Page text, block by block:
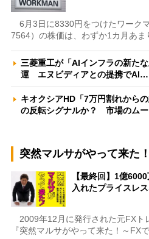
6月3日に8330円をつけたワーク
7564）の株価は、わずか1カ月あま
三菱重工が「AIインフラの新た
運 エヌビディアとの提携でAI…
キオクシアHD「7万円割れから
の反転シグナルか？ 市場のム
突然マルサがやって来た！
【最終回】1億
入れたプライスレ
2009年12月に発行された元FXト
『突然マルサがやって来た！～FX